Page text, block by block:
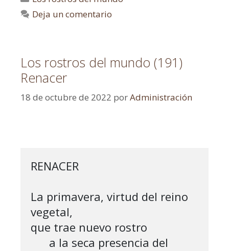
Deja un comentario
Los rostros del mundo (191)
Renacer
18 de octubre de 2022 porAdministración
RENACER
La primavera, virtud del reino
vegetal,
que trae nuevo rostro